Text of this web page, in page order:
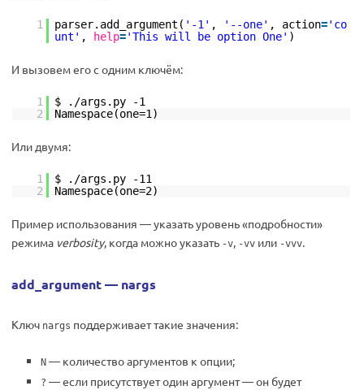
1 parser.add_argument( '-1' , '--one' , action='co
unt' , help='This will be option One' )
И вызовем его с одним ключём:
1
$ ./args.py -1
2
Namespace(one=1)
Или двумя:
1
$ ./args.py -11
2
Namespace(one=2)
Пример использования — указать уровень «подробности»
режима verbosity, когда можно указать -v, -vv или -vvv.
add_argument — nargs
Ключ nargs поддерживает такие значения:
N — количество аргументов к опции;
? — если присутствует один аргумент — он будет